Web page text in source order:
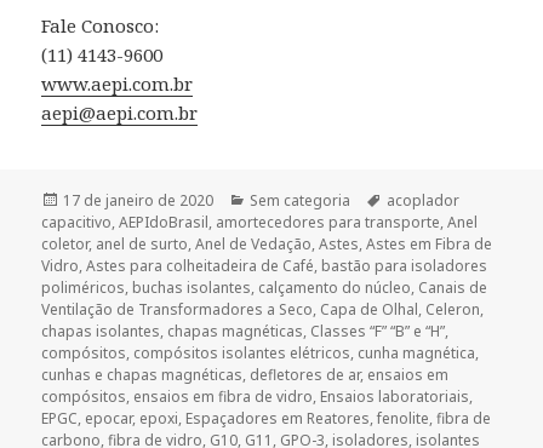
Fale Conosco:
(11) 4143-9600
www.aepi.com.br
aepi@aepi.com.br
Publicado
em
17 de janeiro de 2020 Categorias
Sem categoria Tags
acoplador
capacitivo,AEPIdoBrasil, amortecedores para transporte,Anel
coletor, anel de surto,Anel de Vedação,Astes,Astes em Fibra de
Vidro,Astes para colheitadeira de Café, bastão para isoladores
poliméricos, buchas isolantes, calçamento do núcleo, Canais de
Ventilação de Transformadores a Seco, Capa de Olhal, Celeron,
chapas isolantes, chapas magnéticas, Classes “F” “B” e “H”,
compósitos, compósitos isolantes elétricos, cunha magnética,
cunhas e chapas magnéticas, defletores de ar, ensaios em
compósitos, ensaios em fibra de vidro, Ensaios laboratoriais,
EPGC, epocar, epoxi, Espaçadores em Reatores,fenolite,fibra de
carbono,fibra de vidro, G10, G11 , GPO-3, isoladores, isolantes